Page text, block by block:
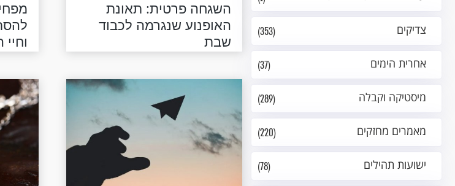
(353) צדיקים
(37) אחרית הימים
(289) מיסטיקה וקבלה
(220) מאמרים מחזקים
(78) ישועות תהילים
השגחה פרטית: תאונת
האופנוע שנגרמה לכבוד
שבת